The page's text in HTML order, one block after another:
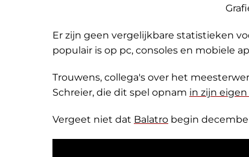
Er zijn geen vergelijkbare statistieken
populair is op pc, consoles en mobiele
Trouwens, collega's over het
Schreier, die dit spel opnam in zijn
Vergeet niet dat Balatro begin